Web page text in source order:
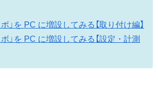
ボ」を PC に増設してみる【取り付け編】
ボ」を PC に増設してみる【設定・計測